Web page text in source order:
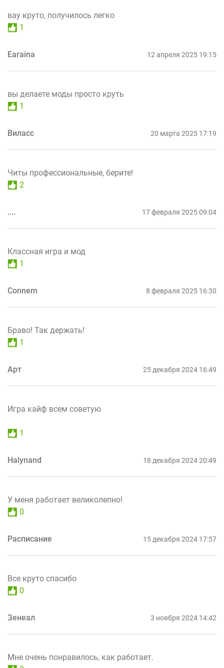
вау круто, получилось легко
1
Earaina 12 апреля 2025 19:15
вы делаете моды просто круть
1
Виласс 20 марта 2025 17:19
Читы профессиональные, берите!
2
.... 17 февраля 2025 09:04
Классная игра и мод
1
Connem 8 февраля 2025 16:30
Браво! Так держать!
1
Арт 25 декабря 2024 16:49
Игра кайф всем советую
1
Halynand 18 декабря 2024 20:49
У меня работает великолепно!
0
Расписание 15 декабря 2024 17:57
Все круто спасибо
0
Зенеал 3 ноября 2024 14:42
Мне очень понравилось, как работает.